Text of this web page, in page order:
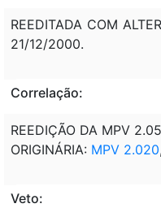
REEDITADA COM
21/12/2000.
Correlação:
REEDIÇÃO DA MPV
ORIGINÁRIA: MPV 2.020
Veto: